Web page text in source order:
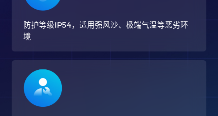
防护等级IP54，适用强风沙、极端气温等恶劣环
境